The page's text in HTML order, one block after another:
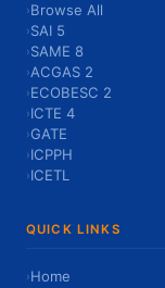
›Browse All
›SAI 5
›SAME 8
›ACGAS 2
›ECOBESC 2
›ICTE 4
›GATE
›ICPPH
›ICETL
QUICK LINKS
›Home